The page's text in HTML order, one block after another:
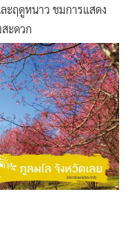
ะฤดูหนาว ชมการแสดง
ะดวก